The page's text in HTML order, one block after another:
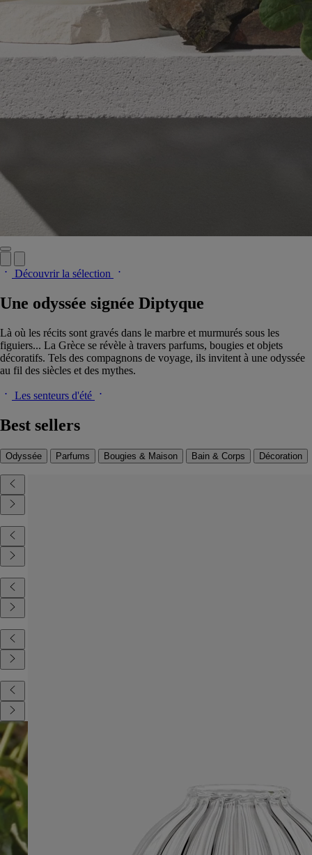
Découvrir la sélection
Une odyssée signée Diptyque
Là où les récits sont gravés dans le marbre et murmurés sous les
figuiers... La Grèce se révèle à travers parfums, bougies et objets
décoratifs. Tels des compagnons de voyage, ils invitent à une odyssée
au fil des siècles et des mythes.
Les senteurs d'été
Best sellers
Odyssée Parfums Bougies & Maison Bain & Corps Décoration